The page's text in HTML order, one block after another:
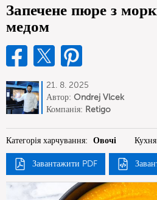
Запечене пюре з
медом
21. 8. 2025
Автор: Ondrej Vlcek
Компанія: Retigo
Категорія харчування: Овочі
Завантажити PDF